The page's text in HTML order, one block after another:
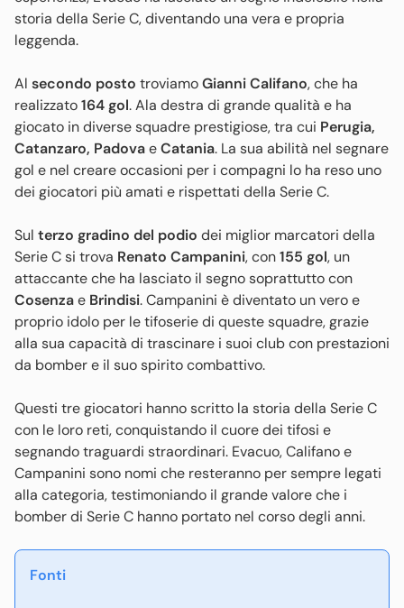
storia della Serie C, diventando una vera e propria
leggenda.
Al secondo posto troviamoGianni Califano, che ha
realizzato164 gol. Ala destra di grande qualità e ha
giocato in diverse squadre prestigiose, tra cui Perugia,
Catanzaro, PadovaeCatania. La sua abilità nel segnare
gol e nel creare occasioni per i compagni lo ha reso uno
dei giocatori più amati e rispettati della Serie C.
Sul terzo gradino del podio dei miglior marcatori della
Serie C si trova Renato Campanini, con155 gol, un
attaccante che ha lasciato il segno soprattutto con
Cosenzae Brindisi. Campanini è diventato un vero e
proprio idolo per le tifoserie di queste squadre, grazie
alla sua capacità di trascinare i suoi club con prestazioni
da bomber e il suo spirito combattivo.
Questi tre giocatori hanno scritto la storia della Serie C
con le loro reti, conquistando il cuore dei tifosi e
segnando traguardi straordinari. Evacuo, Califano e
Campanini sono nomi che resteranno per sempre legati
alla categoria, testimoniando il grande valore che i
bomber di Serie C hanno portato nel corso degli anni.
Fonti